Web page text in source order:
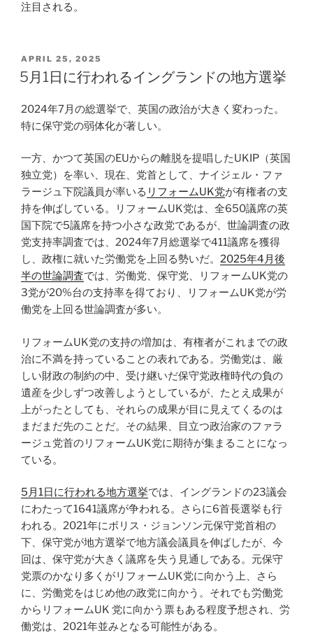
注目される。
POSTED
ON
APRIL 25, 2025
5月1日に行われるイングランドの地方選挙
2024年7月の総選挙で、英国の政治が大きく変わった。
特に保守党の弱体化が著しい。
一方、かつて英国のEUからの離脱を提唱したUKIP（英国
独立党）を率い、現在、党首として、ナイジェル・ファ
ラージュ下院議員が率いる リフォームUK党が有権者の支
持を伸ばしている。リフォームUK党は、全650議席の英
国下院で5議席を持つ小さな政党であるが、世論調査の政
党支持率調査では、2024年7月総選挙で411議席を獲得
し、政権に就いた労働党を上回る勢いだ。 2025年4月後
半の世論調査では、労働党、保守党、リフォームUK党の
3党が20%台の支持率を得ており、リフォームUK党が労
働党を上回る世論調査が多い。
リフォームUK党の支持の増加は、有権者がこれまでの政
治に不満を持っていることの表れである。労働党は、厳
しい財政の制約の中、受け継いだ保守党政権時代の負の
遺産を少しずつ改善しようとしているが、たとえ成果が
上がったとしても、それらの成果が目に見えてくるのは
まだまだ先のことだ。その結果、目立つ政治家のファラ
ージュ党首のリフォームUK党に期待が集まることになっ
ている。
5月1日に行われる地方選挙では、イングランドの23議会
にわたって1641議席が争われる。さらに6首長選挙も行
われる。2021年にボリス・ジョンソン元保守党首相の
下、保守党が地方選挙で地方議会議員を伸ばしたが、今
回は、保守党が大きく議席を失う見通しである。元保守
党票のかなり多くがリフォームUK党に向かう上、さら
に、労働党をはじめ他の政党に向かう。それでも労働党
からリフォームUK 党に向かう票もある程度予想され、労
働党は、2021年並みとなる可能性がある。